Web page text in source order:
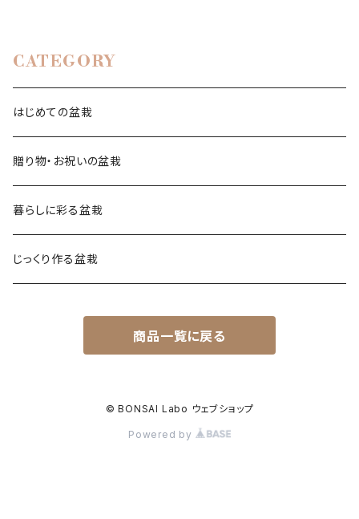
CATEGORY
はじめての盆栽
贈り物・お祝いの盆栽
暮らしに彩る盆栽
じっくり作る盆栽
商品一覧に戻る
© BONSAI Labo ウェブショップ
Powered by